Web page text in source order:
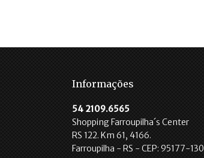
Informações
54 2109.6565
Shopping Farroupilha´s Center
RS 122. Km 61, 4166.
Farroupilha - RS - CEP: 95177-130